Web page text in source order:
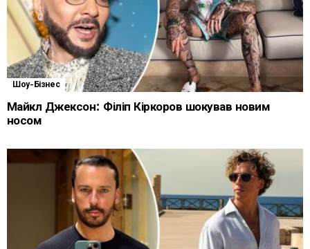
Шоу-Бізнес
Майкл Джексон: Філіп Кіркоров шокував новим
носом